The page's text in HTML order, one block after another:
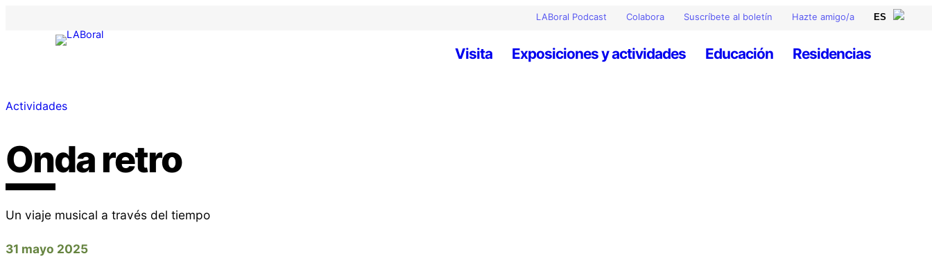
LABoral Podcast Colabora Suscríbete al boletín Hazte amigo/a
Visita Exposiciones y actividades Educación Residencias
Actividades
Onda retro
Un viaje musical a través del tiempo
31 mayo 2025